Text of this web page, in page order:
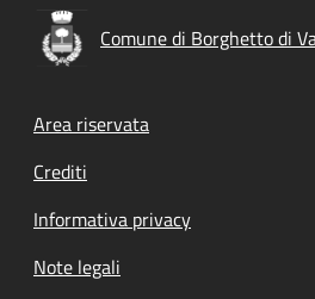
Comune di Borghetto di
Footer menu
Area riservata
Crediti
Informativa privacy
Note legali